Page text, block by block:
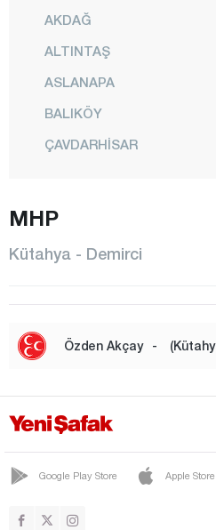
AKDAĞ
ALTINTAŞ
ASLANAPA
BALIKÖY
ÇAVDARHİSAR
DEMİRCİ
DUMLUPINAR
EMET
GEDİZ
GÖKLER
KURUÇAY
MHP
Kütahya - Demirci
Özden Akçay -
Google Play Store Apple Store